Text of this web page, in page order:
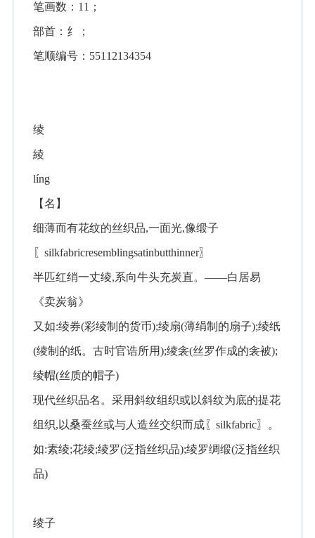
笔画数：11；
部首：纟；
笔顺编号：55112134354
绫
綾
líng
【名】
细薄而有花纹的丝织品,一面光,像缎子
〖silkfabricresemblingsatinbutthinner〗
半匹红绡一丈绫,系向牛头充炭直。——白居易
《卖炭翁》
又如:绫券(彩绫制的货币);绫扇(薄绢制的扇子);绫纸
(绫制的纸。古时官诰所用);绫衾(丝罗作成的衾被);
绫帽(丝质的帽子)
现代丝织品名。采用斜纹组织或以斜纹为底的提花
组织,以桑蚕丝或与人造丝交织而成〖silkfabric〗。
如:素绫;花绫;绫罗(泛指丝织品);绫罗绸缎(泛指丝织
品)
绫子